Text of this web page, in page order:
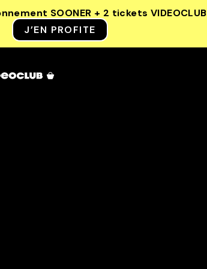
SOONER + 2 tickets VIDEOCLUB
J’EN PROFITE